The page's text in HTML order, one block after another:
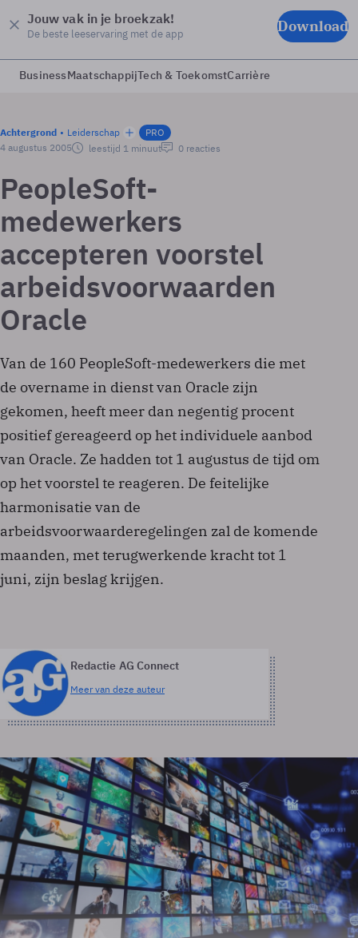
Jouw vak in je broekzak!
De beste leeservaring met de app Download
BusinessMaatschappijTech & ToekomstCarrière
Achtergrond Leiderschap
PRO
4 augustus 2005
leestijd 1 minuut 0 reacties
PeopleSoft-
medewerkers
accepteren voorstel
arbeidsvoorwaarden
Oracle
Van de 160 PeopleSoft-medewerkers die met
de overname in dienst van Oracle zijn
gekomen, heeft meer dan negentig procent
positief gereageerd op het individuele aanbod
van Oracle. Ze hadden tot 1 augustus de tijd om
op het voorstel te reageren. De feitelijke
harmonisatie van de
arbeidsvoorwaarderegelingen zal de komende
maanden, met terugwerkende kracht tot 1
juni, zijn beslag krijgen.
Redactie AG Connect
Meer van deze auteur